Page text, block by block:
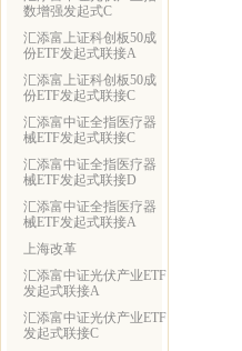
数增强发起式C
汇添富上证科创板50成
份ETF发起式联接A
汇添富上证科创板50成
份ETF发起式联接C
汇添富中证全指医疗器
械ETF发起式联接C
汇添富中证全指医疗器
械ETF发起式联接D
汇添富中证全指医疗器
械ETF发起式联接A
上海改革
汇添富中证光伏产业ETF
发起式联接A
汇添富中证光伏产业ETF
发起式联接C